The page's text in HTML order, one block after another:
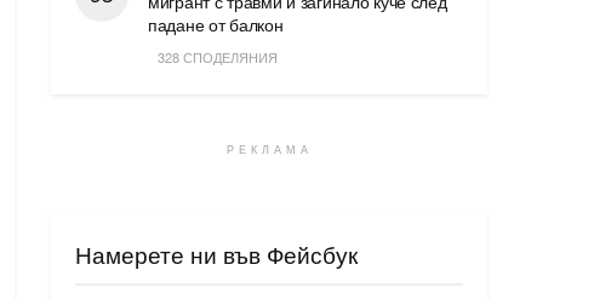
падане от балкон
328 СПОДЕЛЯНИЯ
РЕКЛАМА
Намерете ни във Фейсбук